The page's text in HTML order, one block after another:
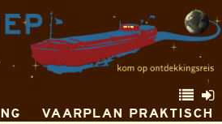
VAARPLAN PRAKTISCH